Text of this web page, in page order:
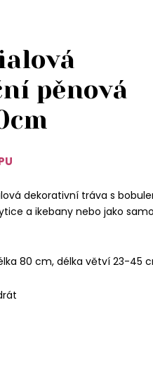
pěnová
dekorativní tráva s
a ikebany nebo jako
80 cm, délka větví 23-45